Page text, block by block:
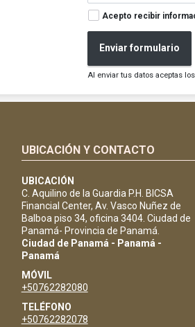
Acepto recibir
Enviar formulario
Al enviar tus datos aceptas
UBICACIÓN Y CONTACTO
UBICACIÓN
C. Aquilino de la Guardia P.H. BICSA
Financial Center, Av. Vasco Nuñez de
Balboa piso 34, oficina 3404. Ciudad de
Panamá- Provincia de Panamá.
Ciudad de Panamá - Panamá -
Panamá
MÓVIL
+50762282080
TELÉFONO
+50762282078